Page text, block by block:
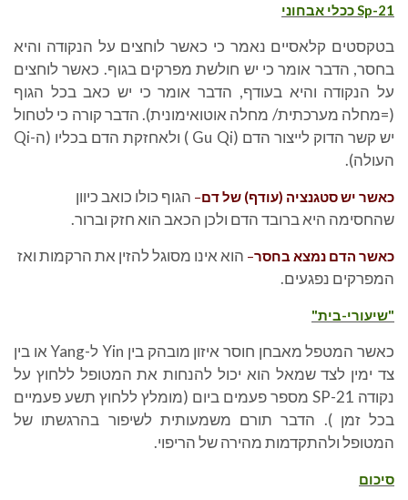
Sp-21 ככלי אבחוני
בטקסטים קלאסיים נאמר כי כאשר לוחצים על הנקודה והיא
בחסר, הדבר אומר כי יש חולשת מפרקים בגוף. כאשר לוחצים
על הנקודה והיא בעודף, הדבר אומר כי יש כאב בכל הגוף
(=מחלה מערכתית/ מחלה אוטואימונית). הדבר קורה כי לטחול
יש קשר הדוק לייצור הדם (Gu Qi ) ולאחזקת הדם בכליו (ה-Qi
העולה).
כאשר יש סטגנציה (עודף) של דם– הגוף כולו כואב כיוון
שהחסימה היא ברובד הדם ולכן הכאב הוא חזק וברור.
כאשר הדם נמצא בחסר– הוא אינו מסוגל להזין את הרקמות ואז
המפרקים נפגעים.
"שיעורי-בית"
כאשר המטפל מאבחן חוסר איזון מובהק בין Yin ל-Yang או בין
צד ימין לצד שמאל הוא יכול להנחות את המטופל ללחוץ על
נקודה SP-21 מספר פעמים ביום (מומלץ ללחוץ תשע פעמיים
בכל זמן ). הדבר תורם משמעותית לשיפור בהרגשתו של
המטופל ולהתקדמות מהירה של הריפוי.
סיכום